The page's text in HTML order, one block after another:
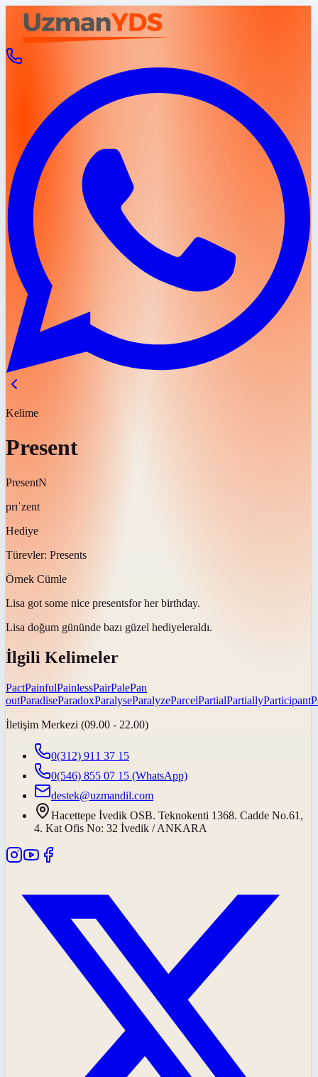
Kelime
Present
PresentN
prɪˈzent
Hediye
Türevler: Presents
Örnek Cümle
Lisa got some nice presentsfor her birthday.
Lisa doğum gününde bazı güzel hediyeleraldı.
İlgili Kelimeler
PactPainfulPainlessPairPalePan
outParadiseParadoxParalyseParalyzeParcelPartialPartiallyParticipant
İletişim Merkezi (09.00 - 22.00)
0(312) 911 37 15
0(546) 855 07 15 (WhatsApp)
destek@uzmandil.com
Hacettepe İvedik OSB. Teknokenti 1368. Cadde No.61,
4. Kat Ofis No: 32 İvedik / ANKARA